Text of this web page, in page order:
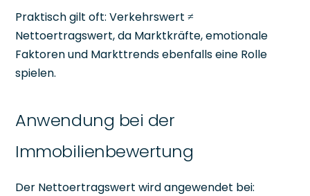
Praktisch gilt oft: Verkehrswert ≠
Nettoertragswert, da Marktkräfte, emotionale
Faktoren und Markttrends ebenfalls eine Rolle
spielen.
Anwendung bei der
Immobilienbewertung
Der Nettoertragswert wird angewendet bei: